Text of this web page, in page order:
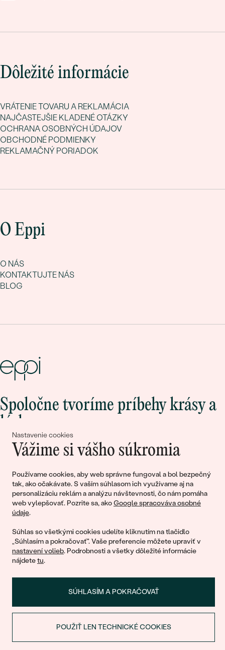
Nastavenie cookies
Vážime si vášho súkromia
Používame cookies, aby web správne fungoval a bol bezpečný
tak, ako očakávate. S vaším súhlasom ich využívame aj na
personalizáciu reklám a analýzu návštevnosti, čo nám pomáha
web vylepšovať. Pozrite sa, akoGoogle spracováva osobné
údaje.
Súhlas so všetkými cookies udelíte kliknutím na tlačidlo
„Súhlasím a pokračovať". Vaše preferencie môžete upraviť v
nastavení volieb. Podrobnosti a všetky dôležité informácie
nájdetetu.
SÚHLASÍM A POKRAČOVAŤ
POUŽIŤ LEN TECHNICKÉ COOKIES
Dôležité informácie
VRÁTENIE TOVARU A REKLAMÁCIA
NAJČASTEJŠIE KLADENÉ OTÁZKY
OCHRANA OSOBNÝCH ÚDAJOV
OBCHODNÉ PODMIENKY
REKLAMAČNÝ PORIADOK
O Eppi
O NÁS
KONTAKTUJTE NÁS
BLOG
Spoločne tvoríme príbehy krásy a
lásky
Pripojte sa k nám!
© 2011 - 2026, Eppi.sk
ZĽAVA NA PRVÝ NÁKUP